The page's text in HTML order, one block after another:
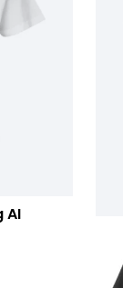
AI